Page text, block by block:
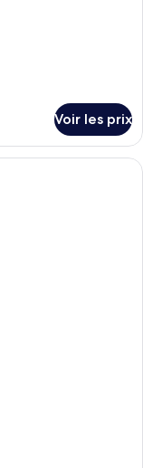
Voir les prix